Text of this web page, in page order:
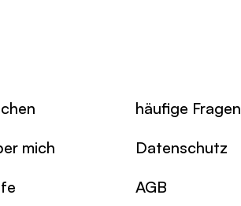
mich
häufige Fragen
Datenschutz
AGB